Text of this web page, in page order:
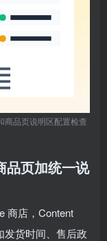
商品页说明区配置检查
品页加统一说
商店，Content
发货时间、售后政